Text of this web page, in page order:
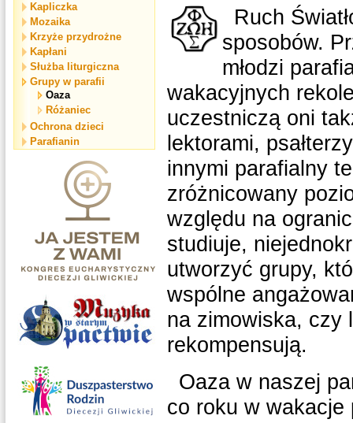
Kapliczka
Mozaika
Krzyże przydrożne
Kapłani
Służba liturgiczna
Grupy w parafii
Oaza
Różaniec
Ochrona dzieci
Parafianin
Ruch
sposobów.
młodzi
wakacyjnych
uczestniczą oni
lektorami,
innymi parafialny
zróżnicowany
względu na
studiuje,
utworzyć grupy,
wspólne
na zimowiska, czy
rekompensują.
Oaza w naszej
co roku w wakacje